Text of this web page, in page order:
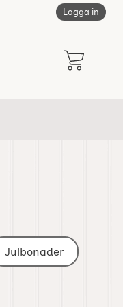
Logga in
Julbonader